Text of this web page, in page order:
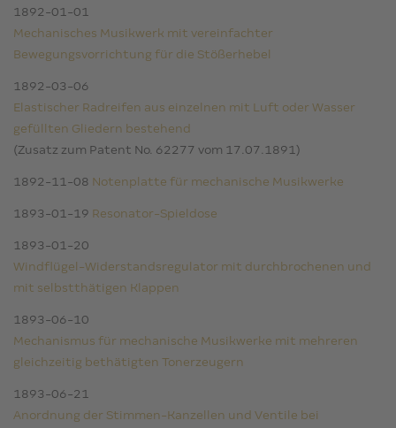
1892-01-01
Mechanisches Musikwerk mit vereinfachter
Bewegungsvorrichtung für die Stößerhebel
1892-03-06
Elastischer Radreifen aus einzelnen mit Luft oder Wasser
gefüllten Gliedern bestehend
(Zusatz zum Patent No. 62277 vom 17.07.1891)
1892-11-08 Notenplatte für mechanische Musikwerke
1893-01-19 Resonator-Spieldose
1893-01-20
Windflügel-Widerstandsregulator mit durchbrochenen und
mit selbstthätigen Klappen
1893-06-10
Mechanismus für mechanische Musikwerke mit mehreren
gleichzeitig bethätigten Tonerzeugern
1893-06-21
Anordnung der Stimmen-Kanzellen und Ventile bei